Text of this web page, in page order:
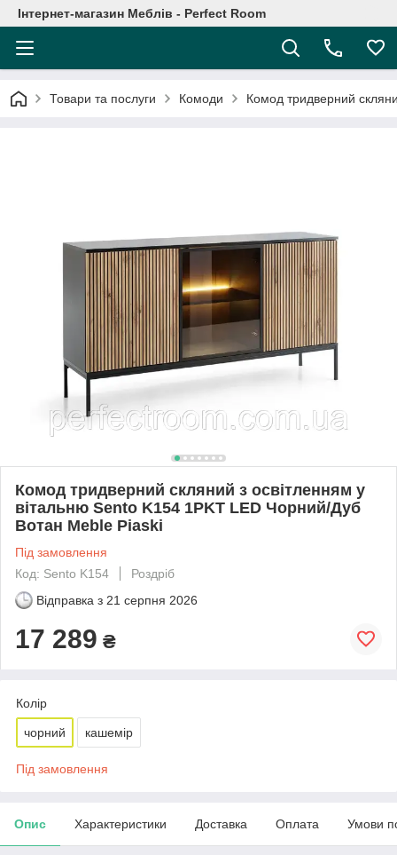
Інтернет-магазин Меблів - Perfect Room
Товари та послуги Комоди Комод тридверний
Комод тридверний скляний з освітленням у
вітальню Sento K154 1PKT LED Чорний/Дуб
Вотан Meble Piaski
Під замовлення
Код: Sento K154
Роздріб
Відправка з 21 серпня 2026
17 289 ₴
Колір
чорний кашемір
Під замовлення
Опис Характеристики Доставка Оплата Умови